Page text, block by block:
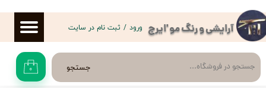
آرایشی و رنگ مو 'ایرج
جستجو ۰
ورود / ثبت نام در سایت
حساب کاربری من
تغییر گذر واژه
سفارشات